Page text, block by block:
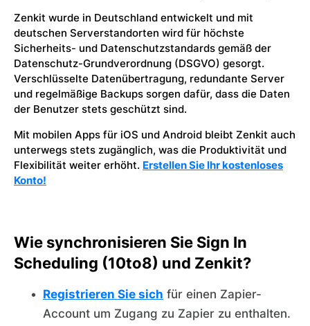
Zenkit wurde in Deutschland entwickelt und mit
deutschen Serverstandorten wird für höchste
Sicherheits- und Datenschutzstandards gemäß der
Datenschutz-Grundverordnung (DSGVO) gesorgt.
Verschlüsselte Datenübertragung, redundante Server
und regelmäßige Backups sorgen dafür, dass die Daten
der Benutzer stets geschützt sind.
Mit mobilen Apps für iOS und Android bleibt Zenkit auch
unterwegs stets zugänglich, was die Produktivität und
Flexibilität weiter erhöht. Erstellen Sie Ihr kostenloses
Konto!
Wie synchronisieren Sie Sign In
Scheduling (10to8) und Zenkit?
Registrieren Sie sich für einen Zapier-
Account um Zugang zu Zapier zu enthalten.